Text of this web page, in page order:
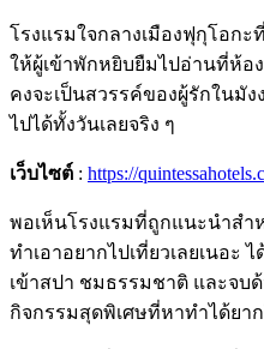
โรงแรมใจกลางเมืองฟุกุโอกะ
ให้ผู้เข้าพักหยิบยืมไปอ่านที่ห้อ
คงจะเป็นสวรรค์ของผู้รักในมัง
ไปได้ทั้งวันเลยจริง ๆ
เว็บไซต์ : https://
พอเห็นโรงแรมที่ถูกแนะนำสำ
ทำเอาอยากไปเที่ยวเลยเนอะ
เข้าสปา ชมธรรมชาติ และจบ
กิจกรรมสุดพิเศษที่หาทำได้ยา